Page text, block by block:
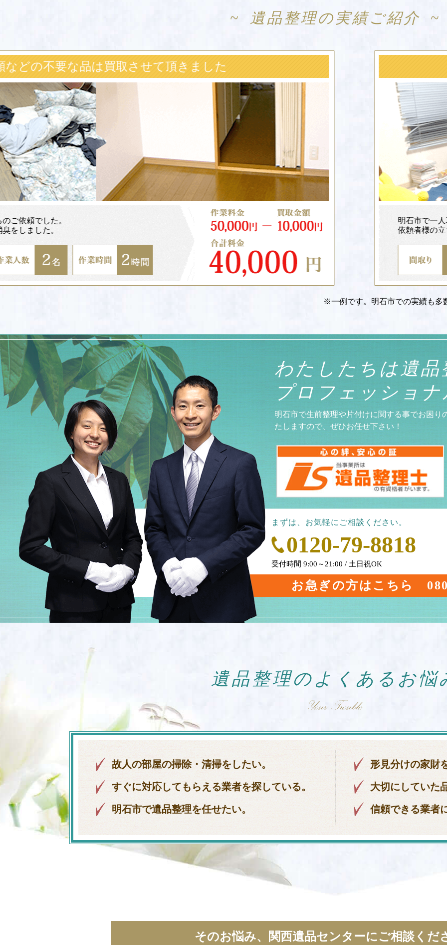
遺品整理の実績ご紹介
は買取させて頂きました
明石市で一人暮らしの方の整理作業
依頼者様の立ち会いのもと作業しま
※一例です。明石市での実績も多
わたしたちは遺
プロフェッショ
明石市で生前整理や片付けに関する事でお困
たしますので、ぜひお任せ下さい！
まずは、お気軽にご相談ください。
0120-79-8818
受付時間 9:00～21:00 / 土日祝OK
お急ぎの方はこちら
遺品整理の よくあるお悩
故人の部屋の掃除・清掃をしたい。
すぐに対応してもらえる業者を探している。
明石市で遺品整理を任せたい。
形見分けの家財
大切にしていた
信頼できる業者
そのお悩み、関西遺品センターにご相談くだ